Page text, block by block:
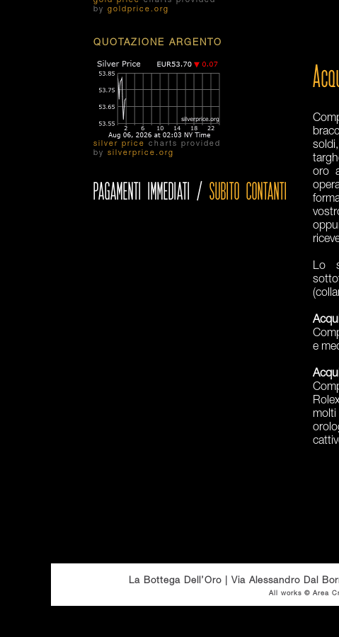
by goldprice.org
QUOTAZIONE ARGENTO
silver price
charts provided
by silverprice.org
PAGAMENTI IMMEDIATI / SUBITO CONTANTI
oro
Lo
e
molti
La Bottega Dell’Oro | Via Alessandro Dal
All works © Area